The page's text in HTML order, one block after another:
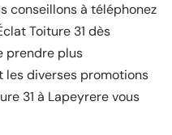
conseillons à téléphonez
Toiture 31 dès
prendre plus
les diverses promotions
31 à Lapeyrere vous